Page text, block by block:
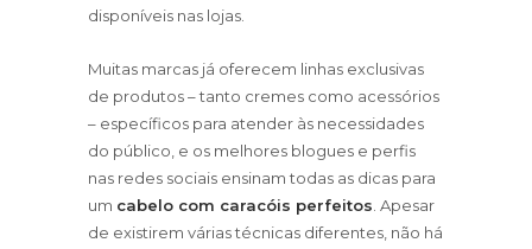
disponíveis nas lojas.
Muitas marcas já oferecem linhas exclusivas
de produtos – tanto cremes como acessórios
– específicos para atender às necessidades
do público, e os melhores blogues e perfis
nas redes sociais ensinam todas as dicas para
um cabelo com caracóis perfeitos . Apesar
de existirem várias técnicas diferentes, não há